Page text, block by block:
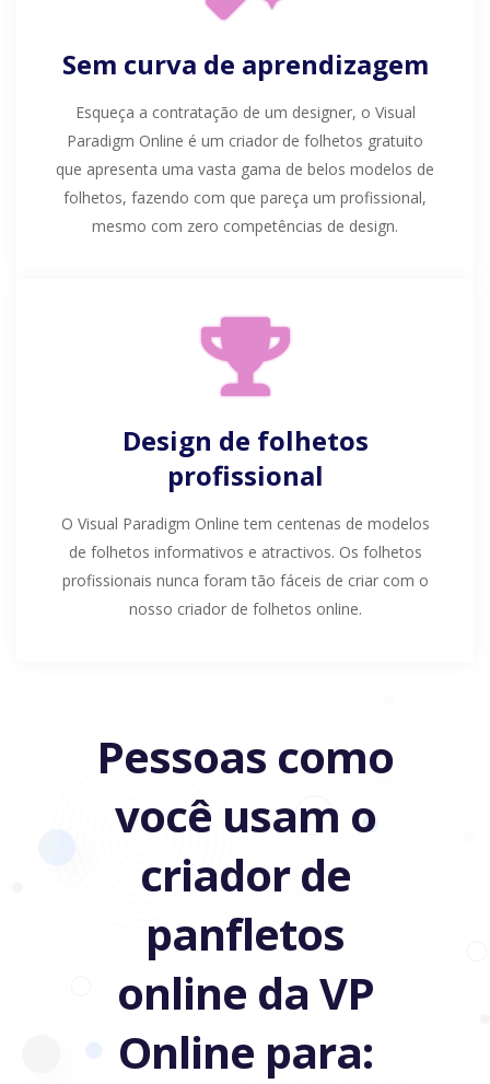
Sem curva de aprendizagem
Esqueça a contratação de um designer, o Visual
Paradigm Online é um criador de folhetos gratuito
que apresenta uma vasta gama de belos modelos de
folhetos, fazendo com que pareça um profissional,
mesmo com zero competências de design.
Design de folhetos
profissional
O Visual Paradigm Online tem centenas de modelos
de folhetos informativos e atractivos. Os folhetos
profissionais nunca foram tão fáceis de criar com o
nosso criador de folhetos online.
Pessoas como
você usam o
criador de
panfletos
online da VP
Online para: